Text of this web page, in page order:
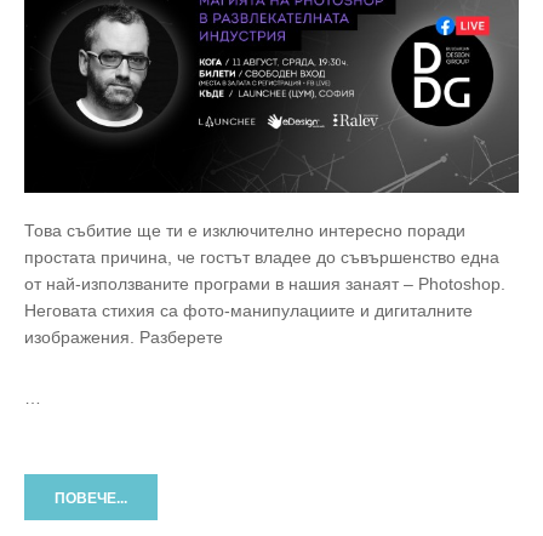
Това събитие ще ти е изключително интересно поради
простата причина, че гостът владее до съвършенство една
от най-използваните програми в нашия занаят – Photoshop.
Неговата стихия са фото-манипулациите и дигиталните
изображения. Разберете
ПОВЕЧЕ...